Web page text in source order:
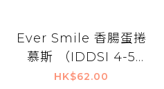
Ever Smile 香腸蛋捲
慕斯 （IDDSI 4-5
級）
HK$62.00